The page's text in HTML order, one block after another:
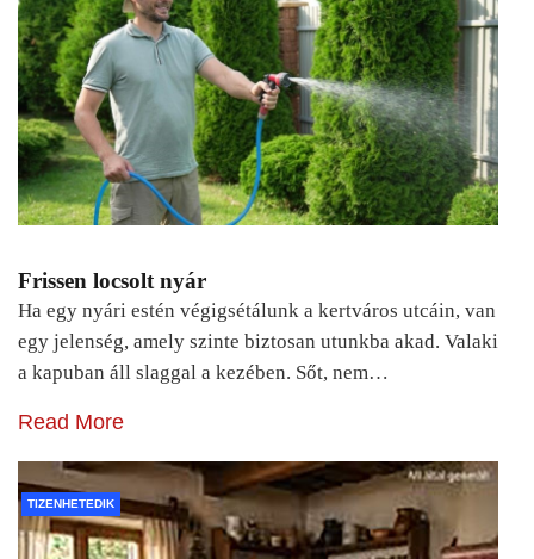
Frissen locsolt nyár
Ha egy nyári estén végigsétálunk a kertváros utcáin, van
egy jelenség, amely szinte biztosan utunkba akad. Valaki
a kapuban áll slaggal a kezében. Sőt, nem…
Read More
TIZENHETEDIK